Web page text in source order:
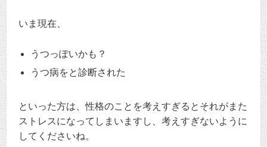
いま現在、
うつっぽいかも？
うつ病をと診断された
といった方は、性格のことを考えすぎるとそれがまた
ストレスになってしまいますし、考えすぎないように
してくださいね。